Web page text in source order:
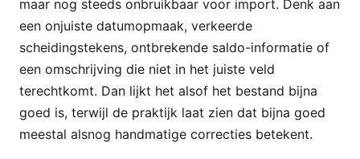
maar nog steeds onbruikbaar voor import. Denk aan
een onjuiste datumopmaak, verkeerde
scheidingstekens, ontbrekende saldo-informatie of
een omschrijving die niet in het juiste veld
terechtkomt. Dan lijkt het alsof het bestand bijna
goed is, terwijl de praktijk laat zien dat bijna goed
meestal alsnog handmatige correcties betekent.